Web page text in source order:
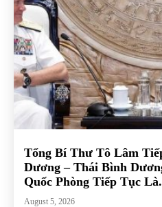
Tổng Bí Thư Tô Lâm
Dương – Thái Bình
Quốc Phòng Tiếp Tục
August 5, 2026